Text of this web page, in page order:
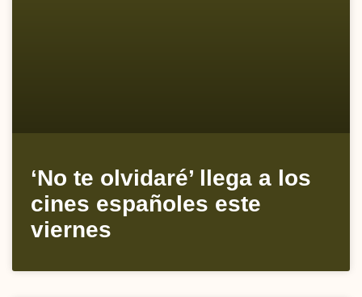
‘No te olvidaré’ llega a los
cines españoles este
viernes